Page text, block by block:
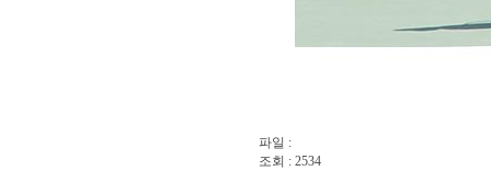
파일 :
조회 : 2534